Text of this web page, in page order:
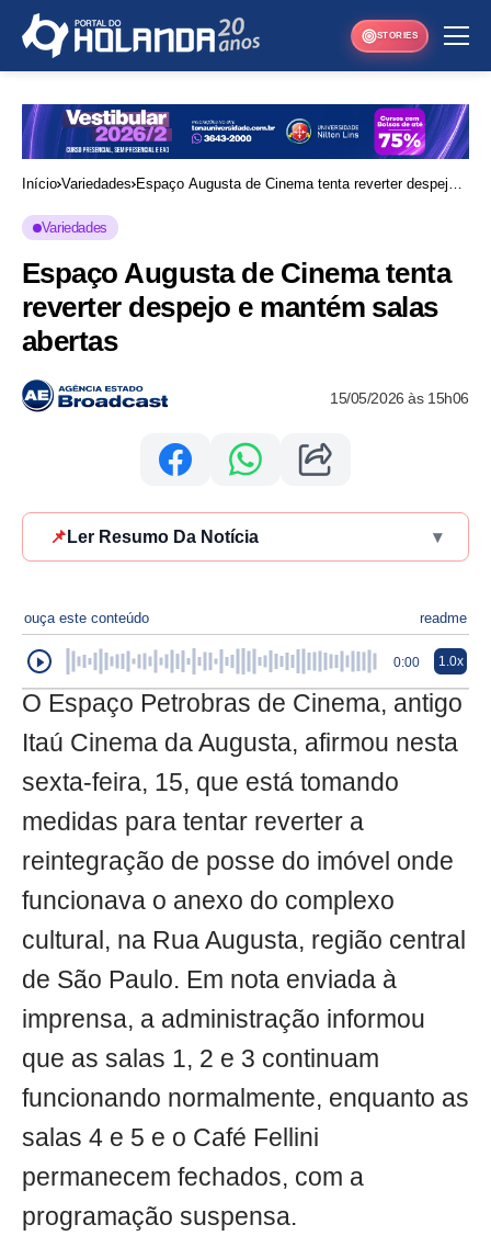
STORIES
Início Variedades Espaço Augusta de Cinema tenta reverter despejo e
Variedades
Espaço Augusta de Cinema tenta
reverter despejo e mantém salas
abertas
15/05/2026 às 15h06
📌 Ler Resumo Da Notícia ▾
ouça este conteúdo readme
0:00 1.0x
O Espaço Petrobras de Cinema, antigo
Itaú Cinema da Augusta, afirmou nesta
sexta-feira, 15, que está tomando
medidas para tentar reverter a
reintegração de posse do imóvel onde
funcionava o anexo do complexo
cultural, na Rua Augusta, região central
de São Paulo. Em nota enviada à
imprensa, a administração informou
que as salas 1, 2 e 3 continuam
funcionando normalmente, enquanto as
salas 4 e 5 e o Café Fellini
permanecem fechados, com a
programação suspensa.